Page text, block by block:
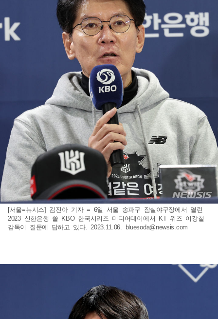
[서울=뉴시스] 김진아 기자 = 6일 서울 송파구 잠실야구장에서 열린
2023 신한은행 쏠 KBO 한국시리즈 미디어데이에서 KT 위즈 이강철
감독이 질문에 답하고 있다. 2023.11.06.
bluesoda@newsis.com